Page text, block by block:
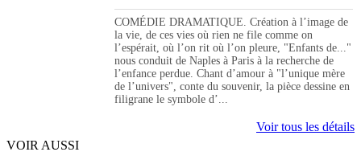
COMÉDIE DRAMATIQUE. Création à l’image de
la vie, de ces vies où rien ne file comme on
l’espérait, où l’on rit où l’on pleure, "Enfants de..."
nous conduit de Naples à Paris à la recherche de
l’enfance perdue. Chant d’amour à "l’unique mère
de l’univers", conte du souvenir, la pièce dessine en
filigrane le symbole d’...
Voir tous les détails
VOIR AUSSI